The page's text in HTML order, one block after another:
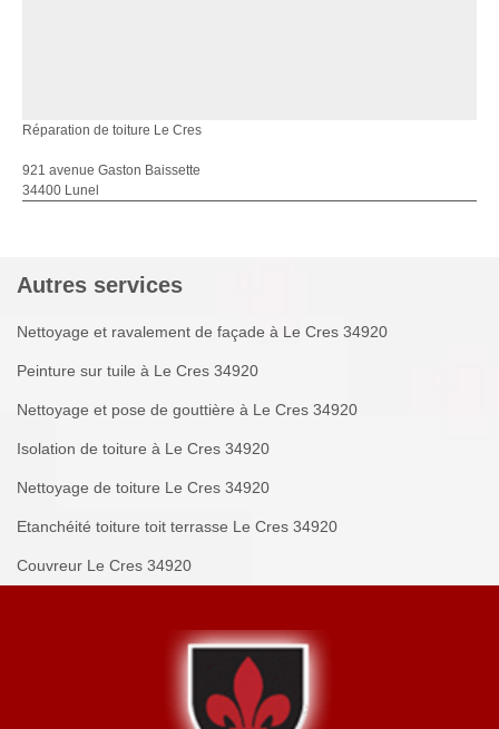
Réparation de toiture Le Cres
921 avenue Gaston Baissette
34400 Lunel
Autres services
Nettoyage et ravalement de façade à Le Cres 34920
Peinture sur tuile à Le Cres 34920
Nettoyage et pose de gouttière à Le Cres 34920
Isolation de toiture à Le Cres 34920
Nettoyage de toiture Le Cres 34920
Etanchéité toiture toit terrasse Le Cres 34920
Couvreur Le Cres 34920